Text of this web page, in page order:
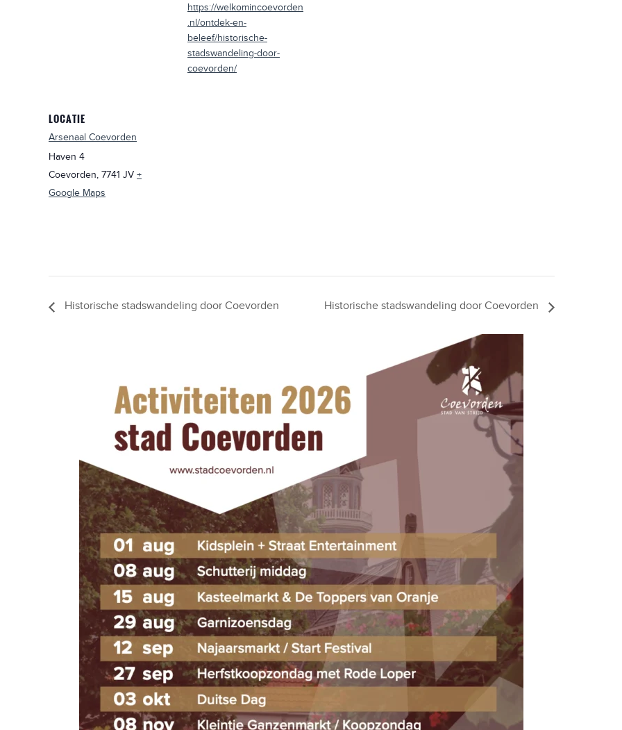
https://welkomincoevorden
.nl/ontdek-en-
beleef/historische-
stadswandeling-door-
coevorden/
LOCATIE
Arsenaal Coevorden
Haven 4
Coevorden, 7741 JV +
Google Maps
Historische stadswandeling door Coevorden Historische stadswandeling door Coevorden